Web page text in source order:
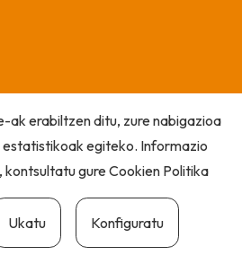
ak erabiltzen ditu, zure nabigazioa
egiteko. Informazio
kontsultatu gureCookien Politika
Ukatu Konfiguratu